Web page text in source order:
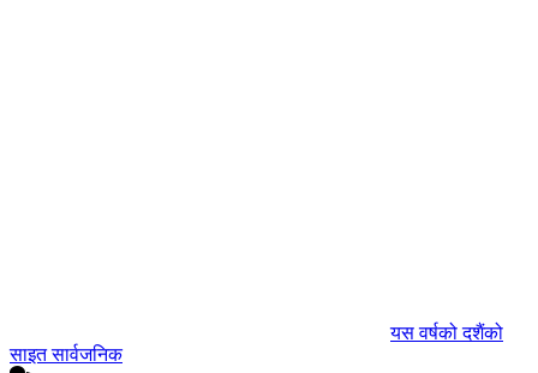
यस वर्षको दशैंको
साइत सार्वजनिक